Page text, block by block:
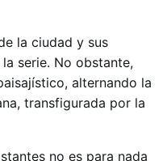
la ciudad y sus
serie. No obstante,
alternando la
transfigurada por la
no es para nada